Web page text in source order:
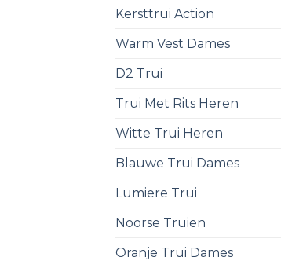
Kersttrui Action
Warm Vest Dames
D2 Trui
Trui Met Rits Heren
Witte Trui Heren
Blauwe Trui Dames
Lumiere Trui
Noorse Truien
Oranje Trui Dames